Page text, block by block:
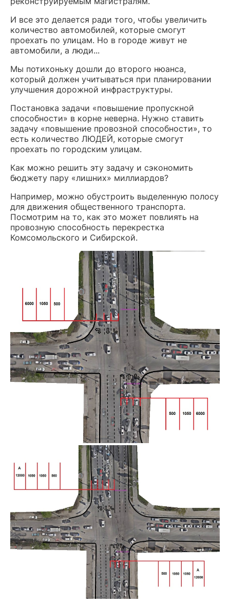
И все это делается ради того, чтобы увеличить
количество автомобилей, которые смогут
проехать по улицам. Но в городе живут не
автомобили, а люди...
Мы потихоньку дошли до второго нюанса,
который должен учитываться при планировании
улучшения дорожной инфраструктуры.
Постановка задачи «повышение пропускной
способности» в корне неверна. Нужно ставить
задачу «повышение провозной способности», то
есть количество ЛЮДЕЙ, которые смогут
проехать по городским улицам.
Как можно решить эту задачу и сэкономить
бюджету пару «лишних» миллиардов?
Например, можно обустроить выделенную полосу
для движения общественного транспорта.
Посмотрим на то, как это может повлиять на
провозную способность перекрестка
Комсомольского и Сибирской.